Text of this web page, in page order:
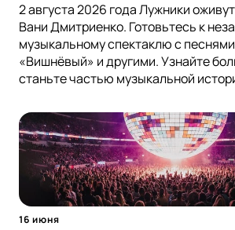
2 августа 2026 года Лужники
Вани Дмитриенко. Готовьтесь к
музыкальному спектаклю с
«Вишнёвый» и другими. Узнайте
станьте частью музыкальной
16 июня